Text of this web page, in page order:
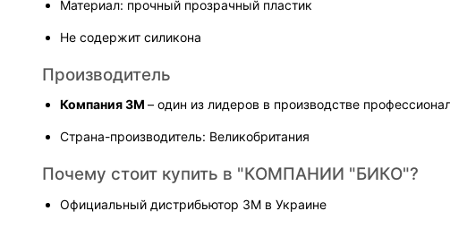
Материал: прочный прозрачный пластик
Не содержит силикона
Производитель
Компания 3M – один из лидеров в производстве
Страна-производитель: Великобритания
Почему стоит купить в "КОМПАНИИ "БИКО"?
Официальный дистрибьютор 3M в Украине